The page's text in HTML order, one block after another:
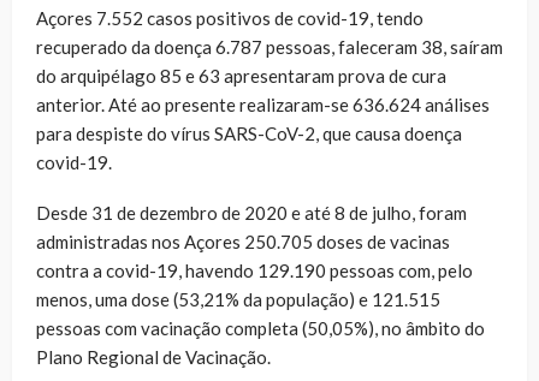
Açores 7.552 casos positivos de covid-19, tendo
recuperado da doença 6.787 pessoas, faleceram 38, saíram
do arquipélago 85 e 63 apresentaram prova de cura
anterior. Até ao presente realizaram-se 636.624 análises
para despiste do vírus SARS-CoV-2, que causa doença
covid-19.
Desde 31 de dezembro de 2020 e até 8 de julho, foram
administradas nos Açores 250.705 doses de vacinas
contra a covid-19, havendo 129.190 pessoas com, pelo
menos, uma dose (53,21% da população) e 121.515
pessoas com vacinação completa (50,05%), no âmbito do
Plano Regional de Vacinação.